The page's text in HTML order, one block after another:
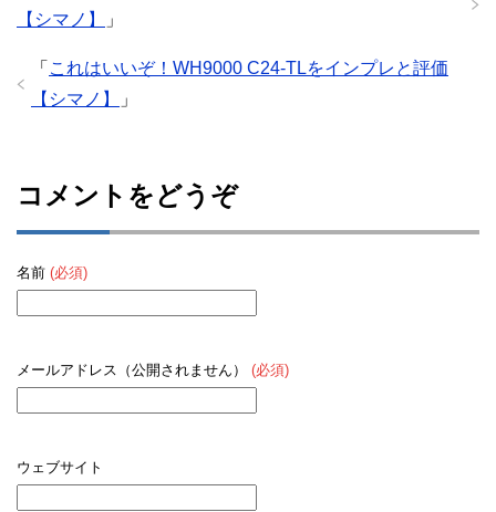
【シマノ】
」
「 これはいいぞ！WH9000 C24-TLをインプレと評価
【シマノ】
」
コメントをどうぞ
名前 (必須)
メールアドレス（公開されません） (必須)
ウェブサイト